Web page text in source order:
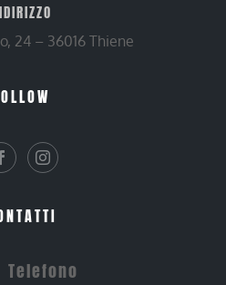
24 – 36016 Thiene
Telefono